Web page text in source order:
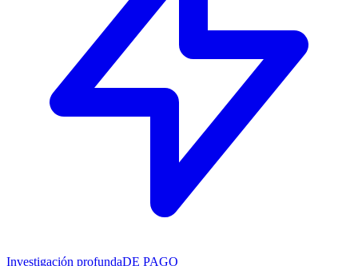
Investigación profundaDE PAGO